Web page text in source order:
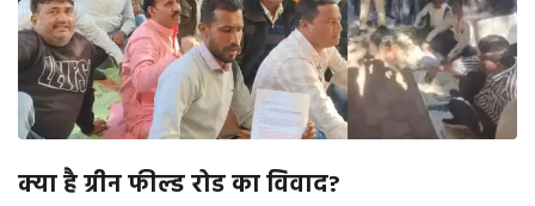
क्या है ग्रीन फील्ड रोड का विवाद?